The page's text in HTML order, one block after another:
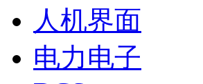
人机界面
电力电子